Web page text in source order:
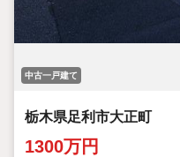
中古一戸建て
栃木県足利市大正町
1300万円